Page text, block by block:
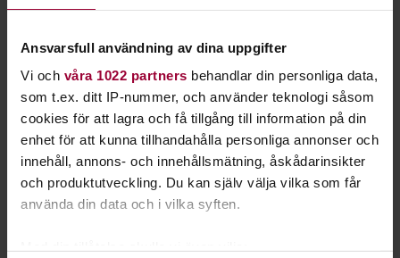
Ansvarsfull användning av dina uppgifter
Vi och våra 1022 partners behandlar din personliga data,
som t.ex. ditt IP-nummer, och använder teknologi såsom
cookies för att lagra och få tillgång till information på din
enhet för att kunna tillhandahålla personliga annonser och
innehåll, annons- och innehållsmätning, åskådarinsikter
och produktutveckling. Du kan själv välja vilka som får
använda din data och i vilka syften.
musikverksamhet – samtidigt, säger Andreas Westholm,
Ansökan stängde 2 februari.
Om Muskelrock
Muskelrock är Sveriges uppenbart starkaste festival. Här är
det utsvängda jeans, fransar, boots, hattar, nitar och